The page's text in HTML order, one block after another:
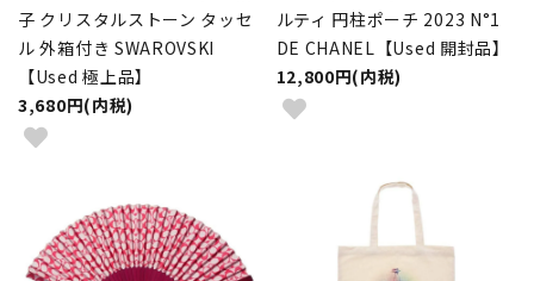
子 クリスタルストーン タッセ
ル 外箱付き SWAROVSKI
【Used 極上品】
3,680円(内税)
ルティ 円柱ポーチ 2023 N°1
DE CHANEL【Used 開封品】
12,800円(内税)